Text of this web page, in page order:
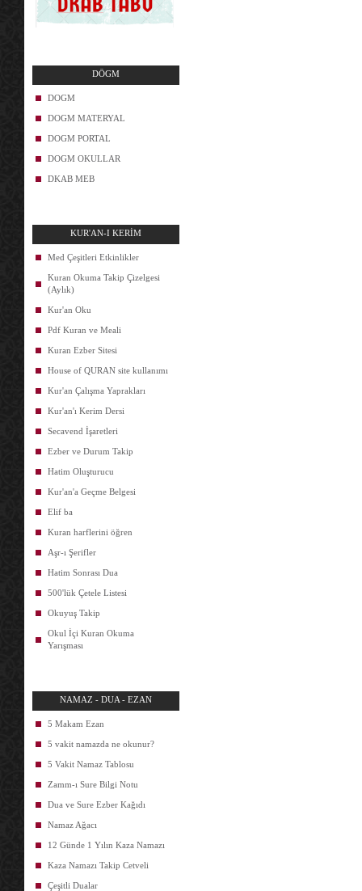
DÖGM
DOGM
DOGM MATERYAL
DOGM PORTAL
DOGM OKULLAR
DKAB MEB
KUR'AN-I KERİM
Med Çeşitleri Etkinlikler
Kuran Okuma Takip Çizelgesi
(Aylık)
Kur'an Oku
Pdf Kuran ve Meali
Kuran Ezber Sitesi
House of QURAN site kullanımı
Kur'an Çalışma Yaprakları
Kur'an'ı Kerim Dersi
Secavend İşaretleri
Ezber ve Durum Takip
Hatim Oluşturucu
Kur'an'a Geçme Belgesi
Elif ba
Kuran harflerini öğren
Aşr-ı Şerifler
Hatim Sonrası Dua
500'lük Çetele Listesi
Okuyuş Takip
Okul İçi Kuran Okuma
Yarışması
NAMAZ - DUA - EZAN
5 Makam Ezan
5 vakit namazda ne okunur?
5 Vakit Namaz Tablosu
Zamm-ı Sure Bilgi Notu
Dua ve Sure Ezber Kağıdı
Namaz Ağacı
12 Günde 1 Yılın Kaza Namazı
Kaza Namazı Takip Cetveli
Çeşitli Dualar